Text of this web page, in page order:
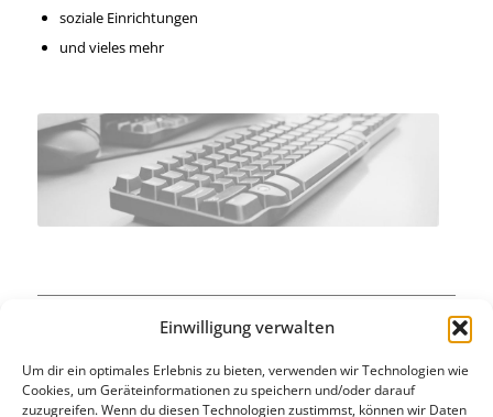
Einwilligung verwalten
Um dir ein optimales Erlebnis zu bieten, verwenden wir Technologien wie
Cookies, um Geräteinformationen zu speichern und/oder darauf
zuzugreifen. Wenn du diesen Technologien zustimmst, können wir Daten
soziale Einrichtungen
und vieles mehr
Ob bei der Optimierung von Arbeitsabläufen oder zur Erfüllung
spezieller Anforderungen:
Profitieren Sie von den Möglichkeiten einer VBA Office Lösung.